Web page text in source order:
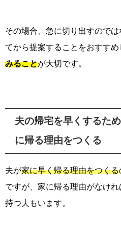
その場合、急に切り出すので
てから提案することをおすすめ
みることが大切です。
夫の帰宅を早くする
に帰る理由をつくる
夫が家に早く帰る理由をつくる
ですが、家に帰る理由がなけ
持つ夫もいます。